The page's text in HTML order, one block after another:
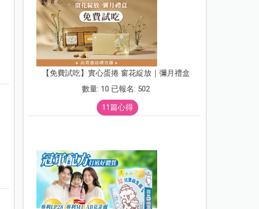
【免費試吃】實心蛋捲 窗花綻放｜彌月禮盒
數量: 10 已報名: 502
11篇心得